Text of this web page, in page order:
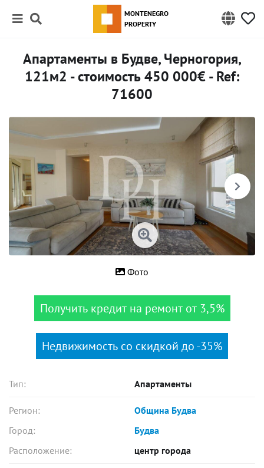
MONTENEGRO
PROPERTY
Апартаменты в Будве, Черногория,
121м2 - стоимость 450 000€ - Ref:
71600
Фото
Получить кредит на ремонт от 3,5%
Недвижимость со скидкой до -35%
Тип: Апартаменты
Регион:
Община Будва
Город:
Будва
Расположение:
центр города